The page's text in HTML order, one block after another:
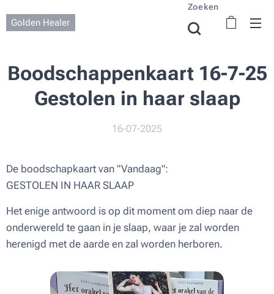
Golden Healer
Zoeken
Boodschappenkaart 16-7-25
Gestolen in haar slaap
16-07-2025
De boodschapkaart van "Vandaag":
GESTOLEN IN HAAR SLAAP
Het enige antwoord is op dit moment om diep naar de
onderwereld te gaan in je slaap, waar je zal worden
herenigd met de aarde en zal worden herboren.